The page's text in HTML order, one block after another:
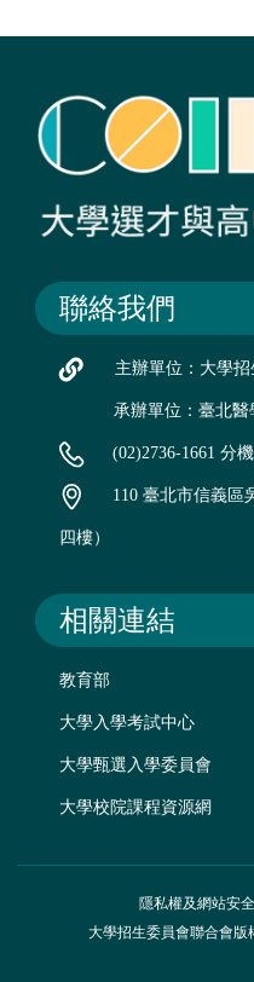
聯絡我們
主辦單位：大學
承辦單位：臺北醫
(02)2736-1661 分
110 臺北市信義區
四樓）
相關連結
教育部
大學入學考試中心
大學甄選入學委員會
大學校院課程資源網
隱私權及網站安
大學招生委員會聯合會版